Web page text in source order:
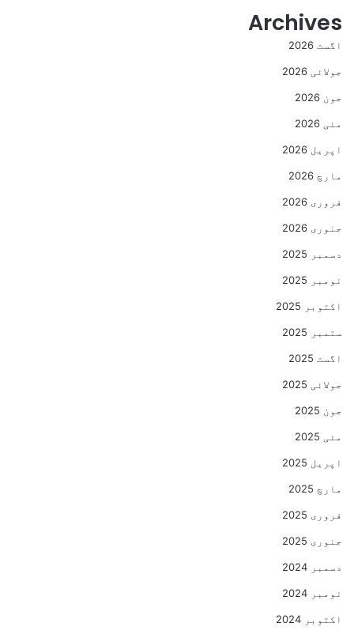
Archives
اگست 2026
جولائی 2026
جون 2026
مئی 2026
اپریل 2026
مارچ 2026
فروری 2026
جنوری 2026
دسمبر 2025
نومبر 2025
اکتوبر 2025
ستمبر 2025
اگست 2025
جولائی 2025
جون 2025
مئی 2025
اپریل 2025
مارچ 2025
فروری 2025
جنوری 2025
دسمبر 2024
نومبر 2024
اکتوبر 2024